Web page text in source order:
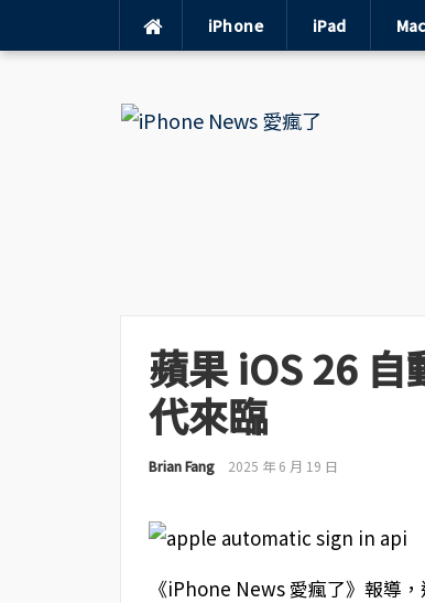
iPhone iPad Mac
蘋果 iOS 26
代來臨
Brian Fang 2025 年 6 月 19 日
《iPhone News 愛瘋了》報導